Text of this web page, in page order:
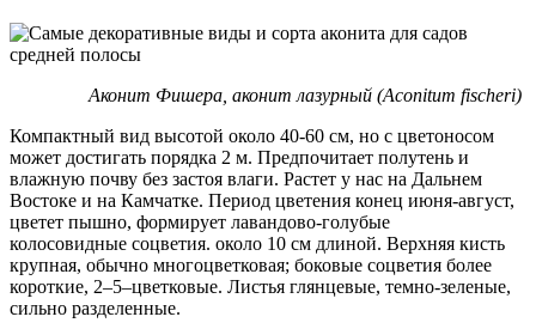
Аконит Фишера, аконит лазурный (Aconitum fischeri)
Компактный вид высотой около 40-60 см, но с цветоносом
может достигать порядка 2 м. Предпочитает полутень и
влажную почву без застоя влаги. Растет у нас на Дальнем
Востоке и на Камчатке. Период цветения конец июня-август,
цветет пышно, формирует лавандово-голубые
колосовидные соцветия. около 10 см длиной. Верхняя кисть
крупная, обычно многоцветковая; боковые соцветия более
короткие, 2–5–цветковые. Листья глянцевые, темно-зеленые,
сильно разделенные.